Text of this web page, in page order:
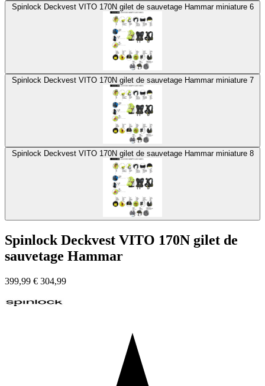
Spinlock Deckvest VITO 170N gilet de sauvetage Hammar miniature 6
Spinlock Deckvest VITO 170N gilet de sauvetage Hammar miniature 7
Spinlock Deckvest VITO 170N gilet de sauvetage Hammar miniature 8
Spinlock Deckvest VITO 170N gilet de
sauvetage Hammar
399,99 € 304,99